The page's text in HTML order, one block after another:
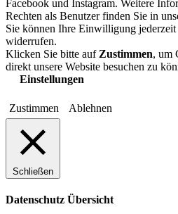
Facebook und Instagram. Weitere
Rechten als Benutzer finden Sie in
Sie können Ihre Einwilligung
widerrufen.
Klicken Sie bitte auf Zustimmen, um
direkt unsere Website besuchen zu
Einstellungen
Zustimmen Ablehnen
Schließen
Datenschutz Übersicht